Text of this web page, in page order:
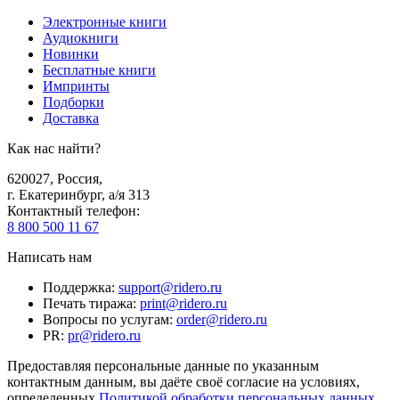
Электронные книги
Аудиокниги
Новинки
Бесплатные книги
Импринты
Подборки
Доставка
Как нас найти?
620027, Россия,
г. Екатеринбург, а/я 313
Контактный телефон:
8 800 500 11 67
Написать нам
Поддержка: support@ridero.ru
Печать тиража: print@ridero.ru
Вопросы по услугам: order@ridero.ru
PR: pr@ridero.ru
Предоставляя персональные данные по указанным
контактным данным, вы даёте своё согласие на условиях,